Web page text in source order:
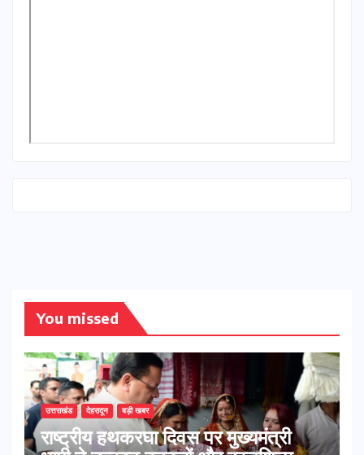
You missed
उत्तराखंड देहरादून बड़ी खबर
राष्ट्रीय हथकरघा दिवस पर मुख्यमंत्री